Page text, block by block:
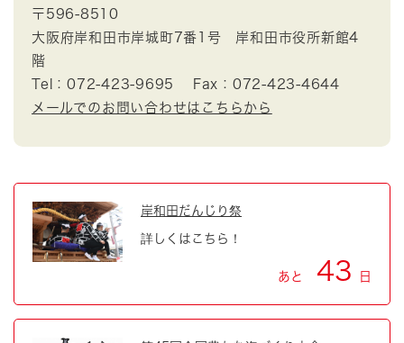
〒596-8510
大阪府岸和田市岸城町7番1号 岸和田市役所新館4
階
Tel：072-423-9695
Fax：072-423-4644
メールでのお問い合わせはこちらから
岸和田だんじり祭
詳しくはこちら！
あと 43 日